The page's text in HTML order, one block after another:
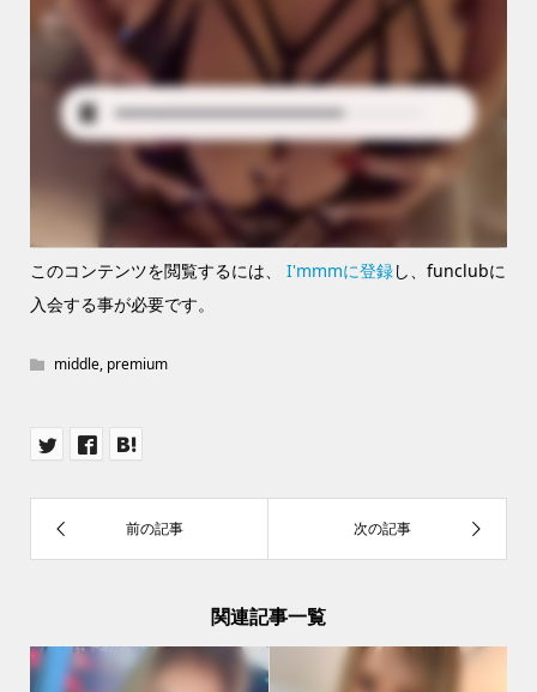
このコンテンツを閲覧するには、 I'mmmに登録し、funclubに
入会する事が必要です。
middle, premium
関連記事一覧